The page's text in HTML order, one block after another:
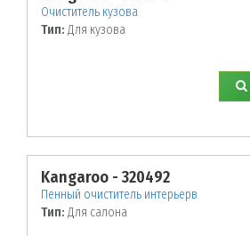
Очиститель кузова
Тип: Для кузова
Kangaroo - 320492
Пенный очиститель интерьерв
Тип: Для салона